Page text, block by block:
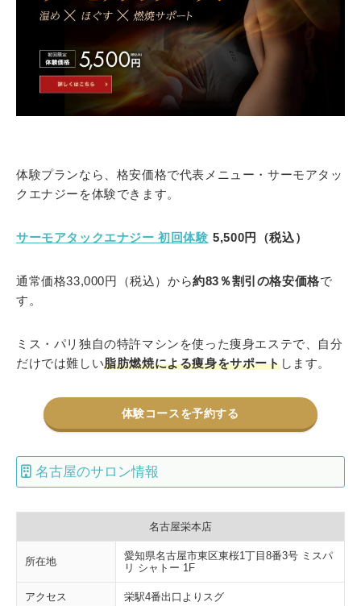
体験プランなら、格安価格で代表メニュー・サーモアタッ
クエナジーを体験できます。
サーモアタックエナジー 初回体験 5,500円（税込）
通常価格33,000円（税込）から約83％割引の格安価格で
す。
ミス・パリ独自の特許マシンを使った痩身エステで、自分
だけでは難しい脂肪燃焼による痩身をサポートします。
体験コースを予約する
名古屋のサロン情報
名古屋栄本店
所在地
愛知県名古屋市東区東桜1丁目8番3号 ミスパ
リ シャトー 1F
アクセス 栄駅4番出口よりスグ